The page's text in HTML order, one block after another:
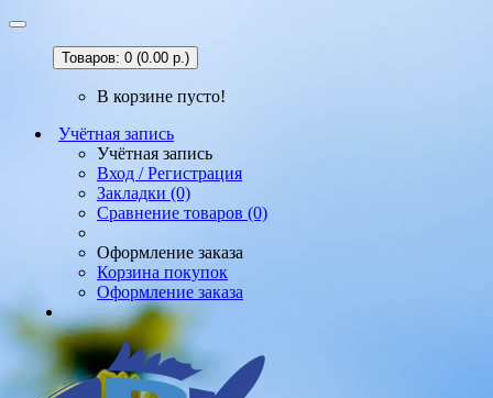
Товаров: 0 (0.00 р.)
В корзине пусто!
Учётная запись
Учётная запись
Вход / Регистрация
Закладки (0)
Сравнение товаров (0)
Оформление заказа
Корзина покупок
Оформление заказа